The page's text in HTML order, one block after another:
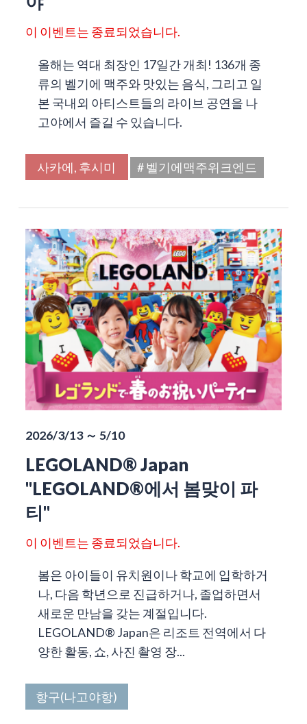
이 이벤트는 종료되었습니다.
올해는 역대 최장인 17일간 개최! 136개 종
류의 벨기에 맥주와 맛있는 음식, 그리고 일
본 국내외 아티스트들의 라이브 공연을 나
고야에서 즐길 수 있습니다.
사카에, 후시미 # 벨기에맥주위크엔드
2026/3/13 ～ 5/10
LEGOLAND® Japan
"LEGOLAND®에서 봄맞이 파
티"
이 이벤트는 종료되었습니다.
봄은 아이들이 유치원이나 학교에 입학하거
나, 다음 학년으로 진급하거나, 졸업하면서
새로운 만남을 갖는 계절입니다.
LEGOLAND® Japan은 리조트 전역에서 다
양한 활동, 쇼, 사진 촬영 장...
항구(나고야항)